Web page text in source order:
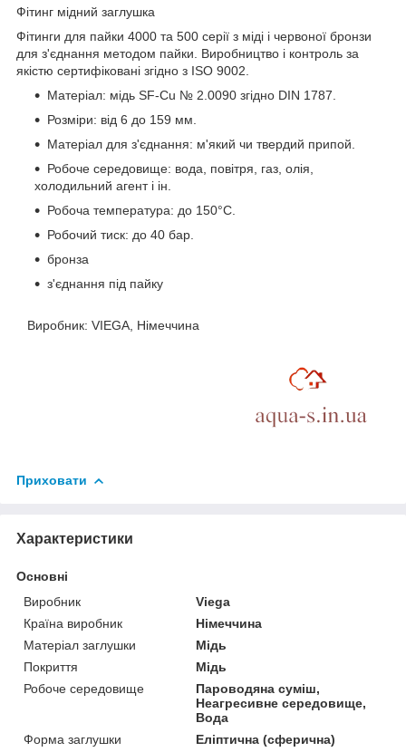
Фітинг мідний заглушка
Фітинги для пайки 4000 та 500 серії з міді і червоної бронзи
для з'єднання методом пайки. Виробництво і контроль за
якістю сертифіковані згідно з ISO 9002.
Матеріал: мідь SF-Cu № 2.0090 згідно DIN 1787.
Розміри: від 6 до 159 мм.
Матеріал для з'єднання: м'який чи твердий припой.
Робоче середовище: вода, повітря, газ, олія,
холодильний агент і ін.
Робоча температура: до 150°С.
Робочий тиск: до 40 бар.
бронза
з'єднання під пайку
Виробник: VIEGA, Німеччина
Приховати
Характеристики
Основні
Виробник
Viega
Країна виробник
Німеччина
Матеріал заглушки
Мідь
Покриття
Мідь
Робоче середовище
Пароводяна суміш,
Неагресивне середовище,
Вода
Форма заглушки
Еліптична (сферична)